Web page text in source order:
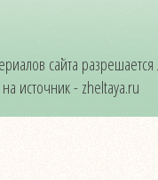
сайта
источник - zheltaya.ru